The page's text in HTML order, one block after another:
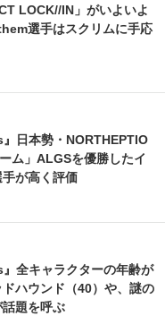
LOCK//IN」がいよいよ
選手はスクリムに手応
日本勢・NORTHEPTIO
ム」ALGSを優勝したイ
が高く評価
全キャラクターの年齢が
ハウンド（40）や、謎の
題を呼ぶ